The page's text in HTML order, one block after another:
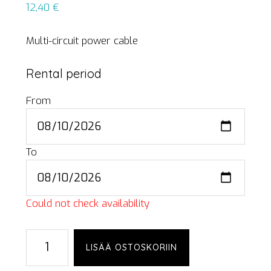
12,40 €
Multi-circuit power cable
Rental period
From
To
Could not check availability
cable,
20
LISÄÄ OSTOSKORIIN